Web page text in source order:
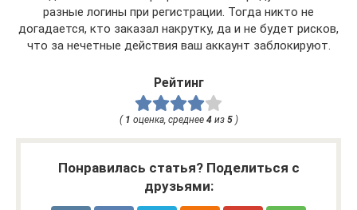
разные логины при регистрации. Тогда никто не
догадается, кто заказал накрутку, да и не будет рисков,
что за нечетные действия ваш аккаунт заблокируют.
Рейтинг
( 1 оценка, среднее 4из 5)
Понравилась статья? Поделиться с
друзьями: